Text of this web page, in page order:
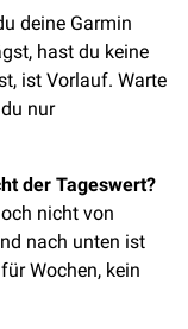
deine Garmin
hast du keine
ist Vorlauf. Warte
nur
der Tageswert?
nicht von
nach unten ist
Wochen, kein